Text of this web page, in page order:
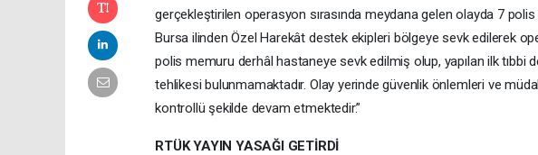
gerçekleştirilen operasyon sırasında meydana gelen olayda 7 polis
Bursa ilinden Özel Harekât destek ekipleri bölgeye sevk edilerek
polis memuru derhâl hastaneye sevk edilmiş olup, yapılan ilk tıbbi
tehlikesi bulunmamaktadır. Olay yerinde güvenlik önlemleri ve
kontrollü şekilde devam etmektedir.”
RTÜK YAYIN YASAĞI GETİRDİ